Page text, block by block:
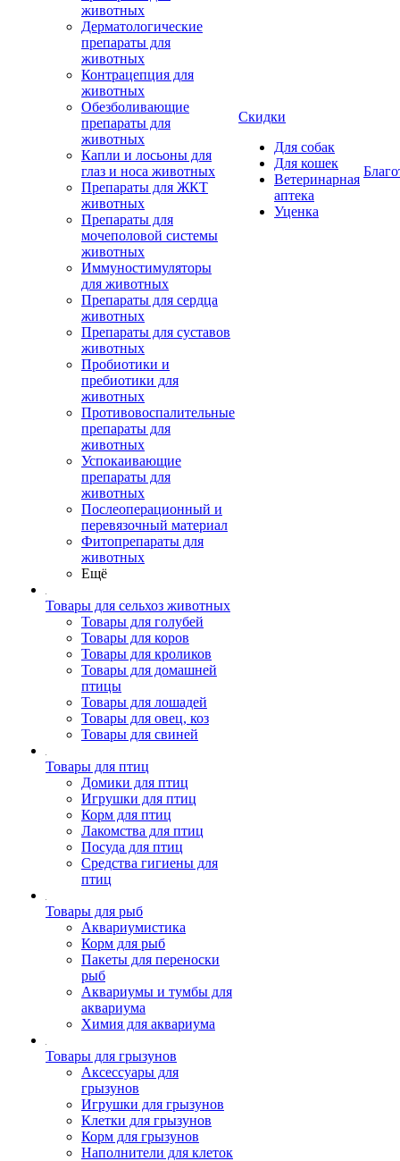
животных
Дерматологические
препараты для
животных
Контрацепция для
животных
Обезболивающие
препараты для
животных
Капли и лосьоны для
глаз и носа животных
Препараты для ЖКТ
животных
Препараты для
мочеполовой системы
животных
Иммуностимуляторы
для животных
Препараты для сердца
животных
Препараты для суставов
животных
Пробиотики и
пребиотики для
животных
Противовоспалительные
препараты для
животных
Успокаивающие
препараты для
животных
Послеоперационный и
перевязочный материал
Фитопрепараты для
животных
Ещё
Товары для сельхоз животных
Товары для голубей
Товары для коров
Товары для кроликов
Товары для домашней
птицы
Товары для лошадей
Товары для овец, коз
Товары для свиней
Товары для птиц
Домики для птиц
Игрушки для птиц
Корм для птиц
Лакомства для птиц
Посуда для птиц
Средства гигиены для
птиц
Товары для рыб
Аквариумистика
Корм для рыб
Пакеты для переноски
рыб
Аквариумы и тумбы для
аквариума
Химия для аквариума
Товары для грызунов
Аксессуары для
грызунов
Игрушки для грызунов
Клетки для грызунов
Корм для грызунов
Наполнители для клеток
Скидки
Для собак
Для кошек
Ветеринарная
аптека
Уценка